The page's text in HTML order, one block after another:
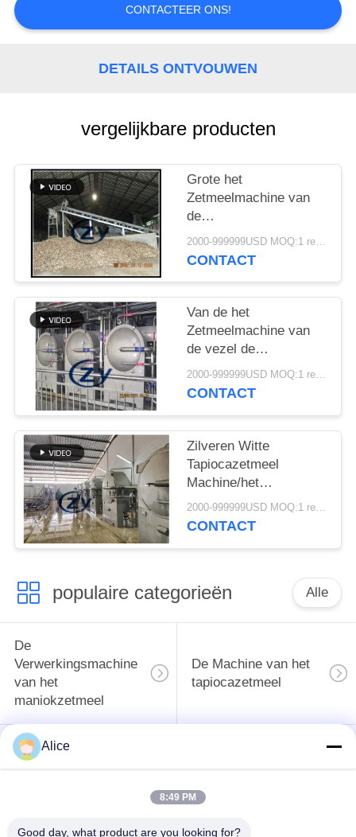
SITEMAP
CONTACTEER ONS!
DETAILS ONTVOUWEN
vergelijkbare producten
Grote het
Zetmeelmachine van
de
Capaciteitstapioca/de
Roterende
2000-999999USD MOQ:1 reeks
CONTACT
Van de het
Zetmeelmachine van
de vezel de
Ontwaterende Tapioca
Centrifugaal
2000-999999USD MOQ:1 reeks
CONTACT
Zilveren Witte
Tapiocazetmeel
Machine/het
Ontwateren Zeven
Multi Functioneel
2000-999999USD MOQ:1 reeks
CONTACT
populaire categorieën Alle
De
Verwerkingsmachine
van het
maniokzetmeel
De Machine van het
tapiocazetmeel
Aardappelzetmeelmachine
Verwerkingsmachine
Centrifugaalpomp en Automatische
Alice
8:49 PM
Good day, what product are you looking for?